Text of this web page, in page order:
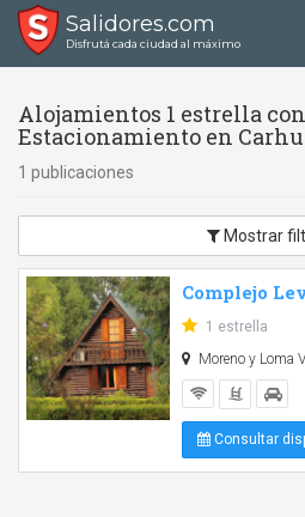
Salidores.com
Disfrutá cada ciudad al máximo
Alojamientos 1 estrella
Estacionamiento en
1 publicaciones
Mostrar
Complejo
1 estrella
Moreno y Loma
Consultar